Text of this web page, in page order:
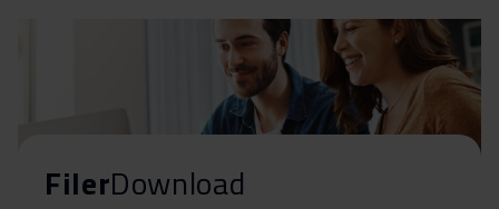
FilerDownload